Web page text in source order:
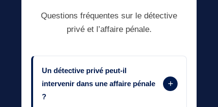
Questions fréquentes sur le détective
privé et l’affaire pénale.
Un détective privé peut-il
intervenir dans une affaire pénale
?
+